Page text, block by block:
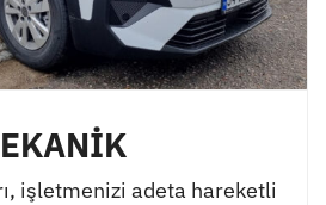
işletmenizi adeta hareketli